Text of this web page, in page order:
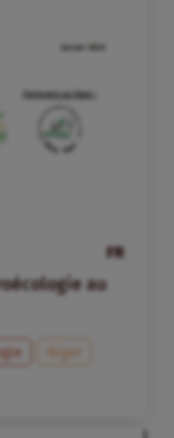
FR
au
Niger